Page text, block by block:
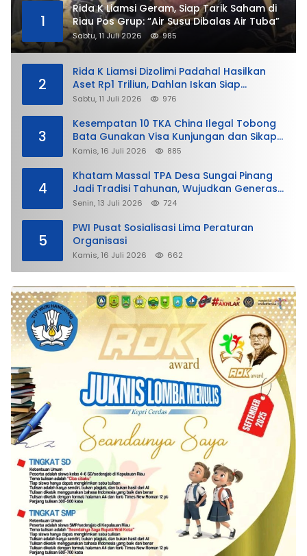
1
Rida K Liamsi Geram, Siap Tarik Saham di
Riau Pos Grup: “Air Susu Dibalas Air Tuba”
Sabtu, 11 Juli 2026 985
2
Rida K Liamsi Dizolimi Padahal Hasilkan
Aset Rp1 Triliun, Dahlan Iskan Siap
Membela
Sabtu, 11 Juli 2026 976
3
Kesempatan 10 TKA China Ilegal Tobong
Bata Gunakan Visa Kunjungan dan Sikap
Lunak Ditjen Imigrasi Kepri?
Kamis, 16 Juli 2026 885
4
Khatam Massal TPA Desa Sungai Pinang
Jadi Tradisi Tahunan, Wujudkan Generasi
Qurani
Senin, 13 Juli 2026 724
5
PWI Pusat Sosialisasi Lima Peraturan
Organisasi
Kamis, 16 Juli 2026 662